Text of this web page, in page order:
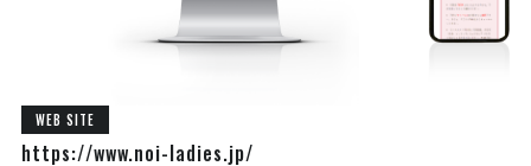
WEB SITE
https://www.noi-ladies.jp/